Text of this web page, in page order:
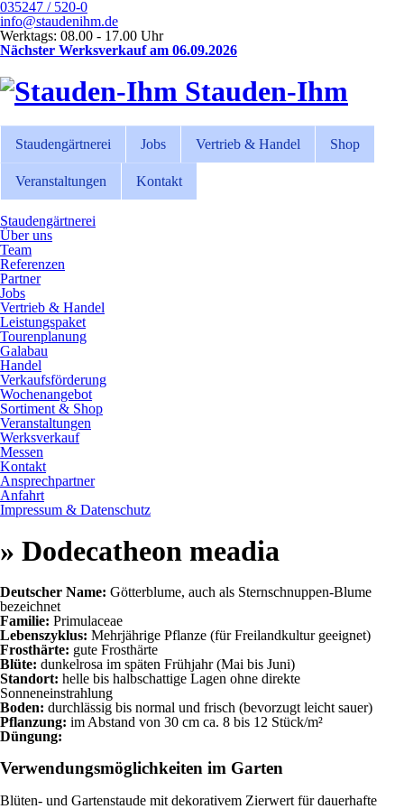
035247 / 520-0
info@staudenihm.de
Werktags: 08.00 - 17.00 Uhr
Nächster Werksverkauf am 06.09.2026
Stauden-Ihm
Staudengärtnerei Jobs Vertrieb & Handel Shop
Veranstaltungen Kontakt
Staudengärtnerei
Über uns
Team
Referenzen
Partner
Jobs
Vertrieb & Handel
Leistungspaket
Tourenplanung
Galabau
Handel
Verkaufsförderung
Wochenangebot
Sortiment & Shop
Veranstaltungen
Werksverkauf
Messen
Kontakt
Ansprechpartner
Anfahrt
Impressum & Datenschutz
» Dodecatheon meadia
Deutscher Name: Götterblume, auch als Sternschnuppen-Blume
bezeichnet
Familie: Primulaceae
Lebenszyklus: Mehrjährige Pflanze (für Freilandkultur geeignet)
Frosthärte: gute Frosthärte
Blüte: dunkelrosa im späten Frühjahr (Mai bis Juni)
Standort: helle bis halbschattige Lagen ohne direkte
Sonneneinstrahlung
Boden: durchlässig bis normal und frisch (bevorzugt leicht sauer)
Pflanzung: im Abstand von 30 cm ca. 8 bis 12 Stück/m²
Düngung:
Verwendungsmöglichkeiten im Garten
Blüten- und Gartenstaude mit dekorativem Zierwert für dauerhafte